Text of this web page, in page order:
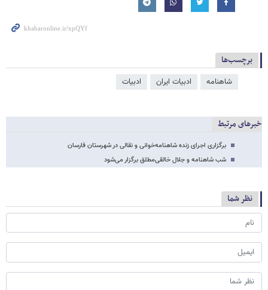
برچسب‌ها
شاهنامه ادبیات ایران ادبیات
خبرهای مرتبط
برگزاری اجرای زنده شاهنامه‌خوانی و نقالی در شهرستان فارسان
شب شاهنامه و جلال خالقی‌مطلق برگزار می‌شود
نظر شما